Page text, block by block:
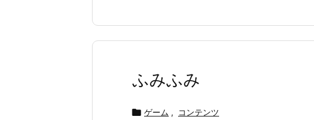
ふみふみ
 ゲーム , コンテンツ